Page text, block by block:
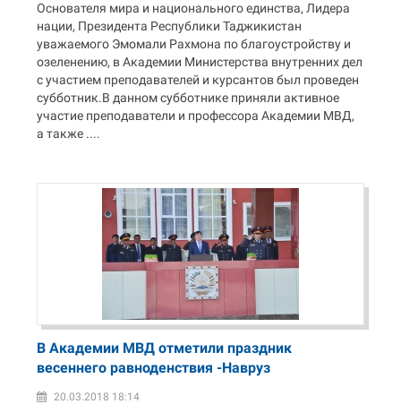
Основателя мира и национального единства, Лидера
нации, Президента Республики Таджикистан
уважаемого Эмомали Рахмона по благоустройству и
озеленению, в Академии Министерства внутренних дел
с участием преподавателей и курсантов был проведен
субботник.В данном субботнике приняли активное
участие преподаватели и профессора Академии МВД,
а также ....
В Академии МВД отметили праздник
весеннего равноденствия -Навруз
20.03.2018 18:14